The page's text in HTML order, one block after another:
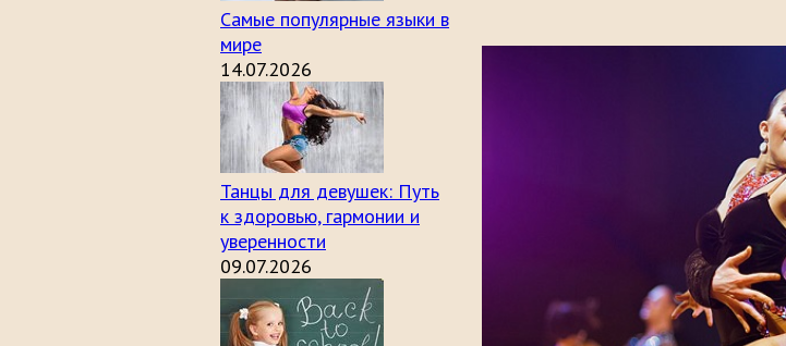
Самые популярные языки в
мире
14.07.2026
Танцы для девушек: Путь
к здоровью, гармонии и
уверенности
09.07.2026